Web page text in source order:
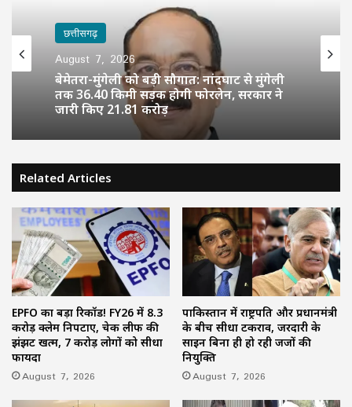
छत्तीसगढ़
August 7, 2026
बेमेतरा-मुंगेली को बड़ी सौगात: नांदघाट से मुंगेली
तक 36.40 किमी सड़क होगी फोरलेन, सरकार ने
जारी किए 21.81 करोड़
Related Articles
EPFO का बड़ा रिकॉर्ड! FY26 में 8.3
करोड़ क्लेम निपटाए, चेक लीफ की
झंझट खत्म, 7 करोड़ लोगों को सीधा
फायदा
August 7, 2026
पाकिस्तान में राष्ट्रपति और प्रधानमंत्री
के बीच सीधा टकराव, जरदारी के
साइन बिना ही हो रही जजों की
नियुक्ति
August 7, 2026